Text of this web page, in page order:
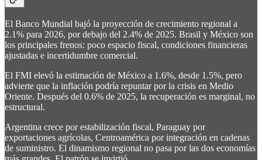
El Banco Mundial bajó la proyección de crecimiento regional a
2.1% para 2026, por debajo del 2.4% de 2025. Brasil y México son
los principales frenos: poco espacio fiscal, condiciones financieras
ajustadas e incertidumbre comercial.
El FMI elevó la estimación de México a 1.6%, desde 1.5%, pero
advierte que la inflación podría repuntar por la crisis en Medio
Oriente. Después del 0.6% de 2025, la recuperación es marginal, no
estructural.
Argentina crece por estabilización fiscal, Paraguay por
exportaciones agrícolas, Centroamérica por integración en cadenas
de suministro. El dinamismo regional no pasa por las dos economías